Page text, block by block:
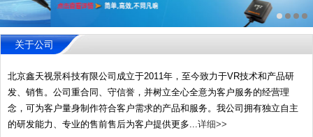
关于公司
北京鑫天视景科技有限公司成立于2011年，至今致力于VR技术和产品研
发、销售。公司重合同、守信誉，并树立全心全意为客户服务的经营理
念，可为客户量身制作符合客户需求的产品和服务。我公司拥有独立自主
的研发能力、专业的售前售后为客户提供更多...详细>>